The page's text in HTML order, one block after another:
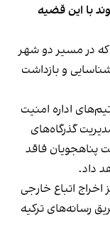
با این قضیه
که در مسیر دو شهر
و بازداشت
اداره امنیت
گذرگاه‌های
پناهجویان فاقد
داد.
اخراج اتباع خارجی
رسانه‌های ترکیه